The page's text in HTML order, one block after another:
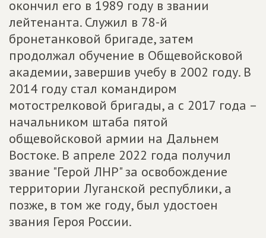
окончил его в 1989 году в звании
лейтенанта. Служил в 78-й
бронетанковой бригаде, затем
продолжал обучение в Общевойсковой
академии, завершив учебу в 2002 году. В
2014 году стал командиром
мотострелковой бригады, а с 2017 года –
начальником штаба пятой
общевойсковой армии на Дальнем
Востоке. В апреле 2022 года получил
звание "Герой ЛНР" за освобождение
территории Луганской республики, а
позже, в том же году, был удостоен
звания Героя России.